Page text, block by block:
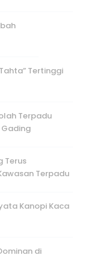
Tertinggi
Terpadu
Terus
Terpadu
Kanopi Kaca
di